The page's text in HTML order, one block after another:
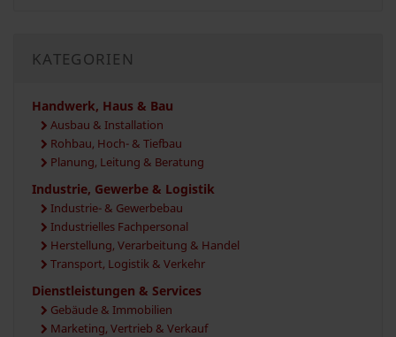
KATEGORIEN
Handwerk, Haus & Bau
Ausbau & Installation
Rohbau, Hoch- & Tiefbau
Planung, Leitung & Beratung
Industrie, Gewerbe & Logistik
Industrie- & Gewerbebau
Industrielles Fachpersonal
Herstellung, Verarbeitung & Handel
Transport, Logistik & Verkehr
Dienstleistungen & Services
Gebäude & Immobilien
Marketing, Vertrieb & Verkauf